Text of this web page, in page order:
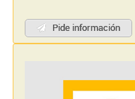
Pide información